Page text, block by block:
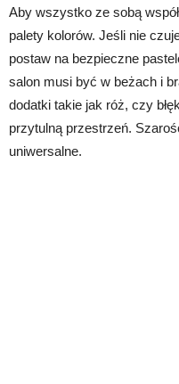
Aby wszystko ze sobą
palety kolorów. Jeśli nie
postaw na bezpieczne
salon musi być w beżach i
dodatki takie jak róż, czy
przytulną przestrzeń.
uniwersalne.